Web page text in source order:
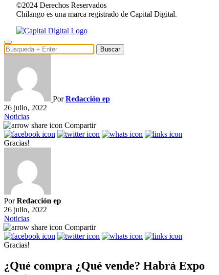
©2024 Derechos Reservados
Chilango es una marca registrado de Capital Digital.
Buscar
PorRedacción ep
26 julio, 2022
Noticias
Compartir
Gracias!
PorRedacción ep
26 julio, 2022
Noticias
Compartir
Gracias!
¿Qué compra ¿Qué vende? Habrá Expo